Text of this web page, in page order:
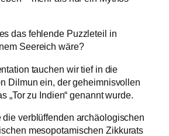
das fehlende Puzzleteil in
Seereich wäre?
tauchen wir tief in die
Dilmun ein, der geheimnisvollen
„Tor zu Indien“ genannt wurde.
die verblüffenden archäologischen
mesopotamischen Zikkurats